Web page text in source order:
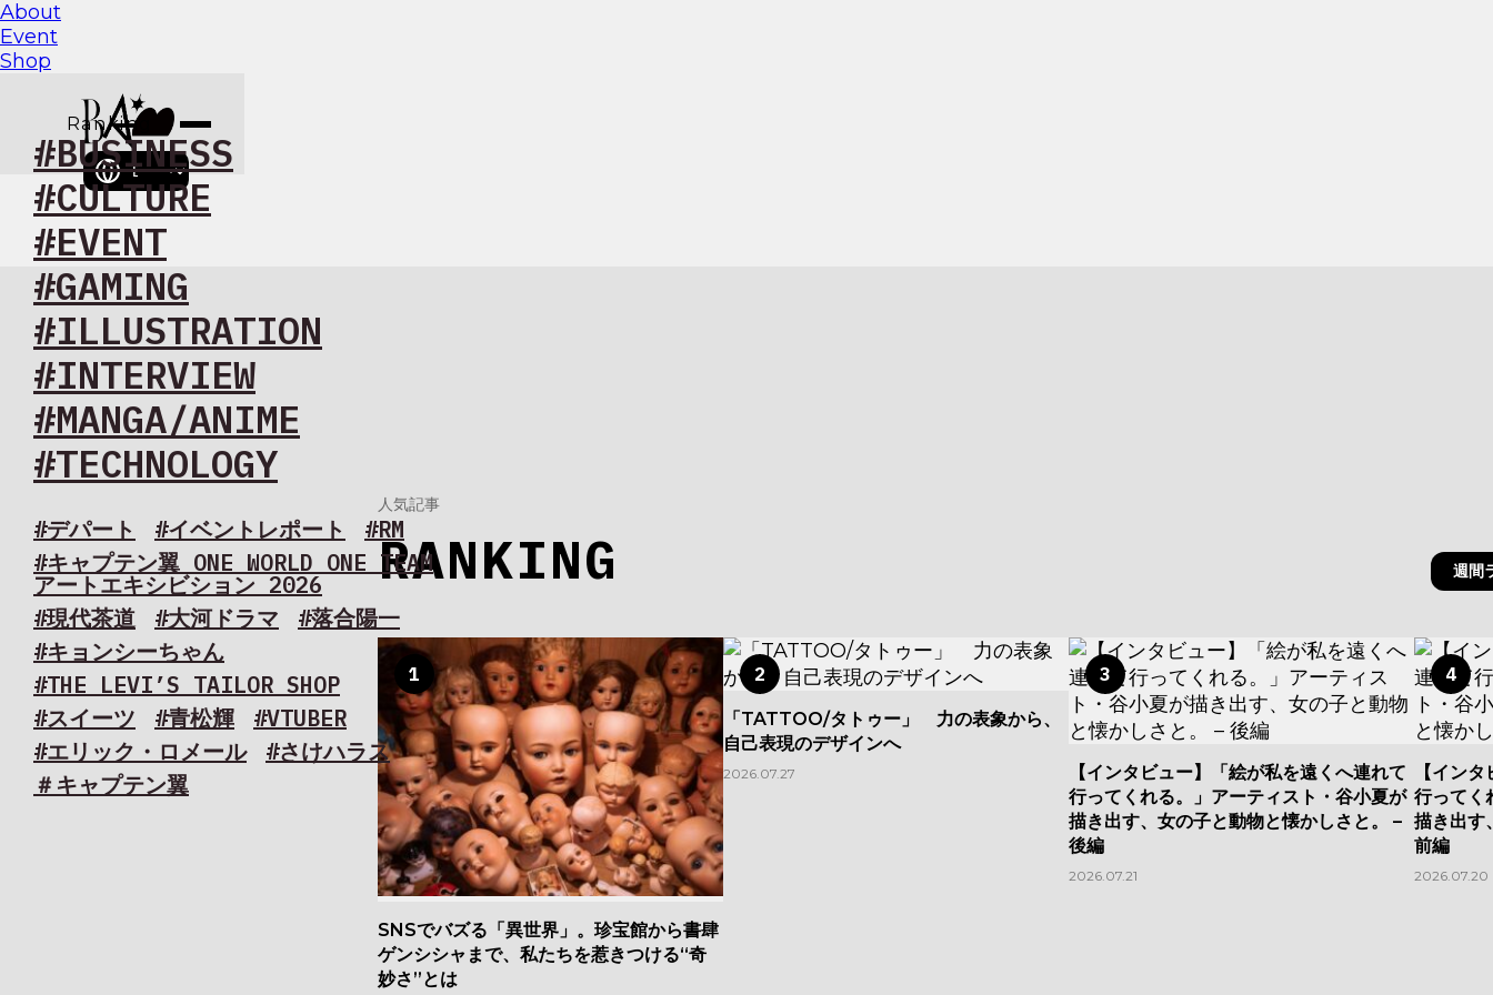
About
Event
Shop
BAM
Ranking
#BUSINESS
#CULTURE
#EVENT
#GAMING
#ILLUSTRATION
#INTERVIEW
#MANGA/ANIME
#TECHNOLOGY
#デパート #イベントレポート
#RM
#キャプテン翼 ONE WORLD ONE TEAM
アートエキシビション 2026
#現代茶道
#大河ドラマ
#落合陽一
#キョンシーちゃん
#THE LEVI’S TAILOR SHOP
#スイーツ
#青松輝
#VTUBER
#エリック・ロメール
#さけハラス
＃キャプテン翼
人気記事
RANKING 週間
1
SNSでバズる「異世界」。珍宝館から書肆
ゲンシシャまで、私たちを惹きつける“奇
妙さ”とは
2
「TATTOO/タトゥー」 力の表象から、
自己表現のデザインへ
2026.07.27
3
【インタビュー】「絵が私を遠くへ連れて
行ってくれる。」アーティスト・谷小夏が
描き出す、女の子と動物と懐かしさと。 –
後編
2026.07.21
4
【イン
行ってく
描き出す
前編
2026.07.20